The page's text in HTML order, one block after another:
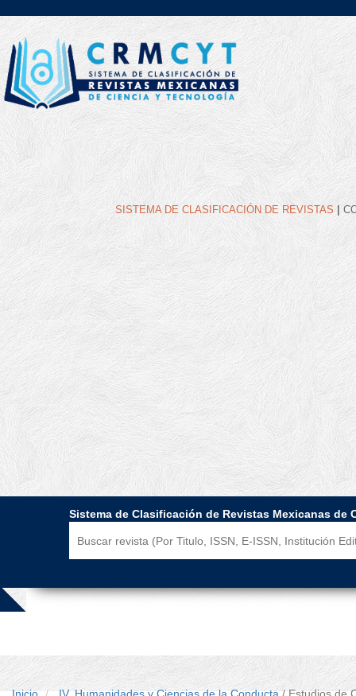
SISTEMA DE CLASIFICACIÓN DE REVISTAS |
Sistema de Clasificación de Revistas Mexicanas de